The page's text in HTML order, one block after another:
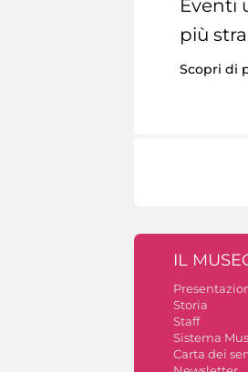
Eventi
più
Scopri di
IL
Storia
Staff
Sistema
Carta dei